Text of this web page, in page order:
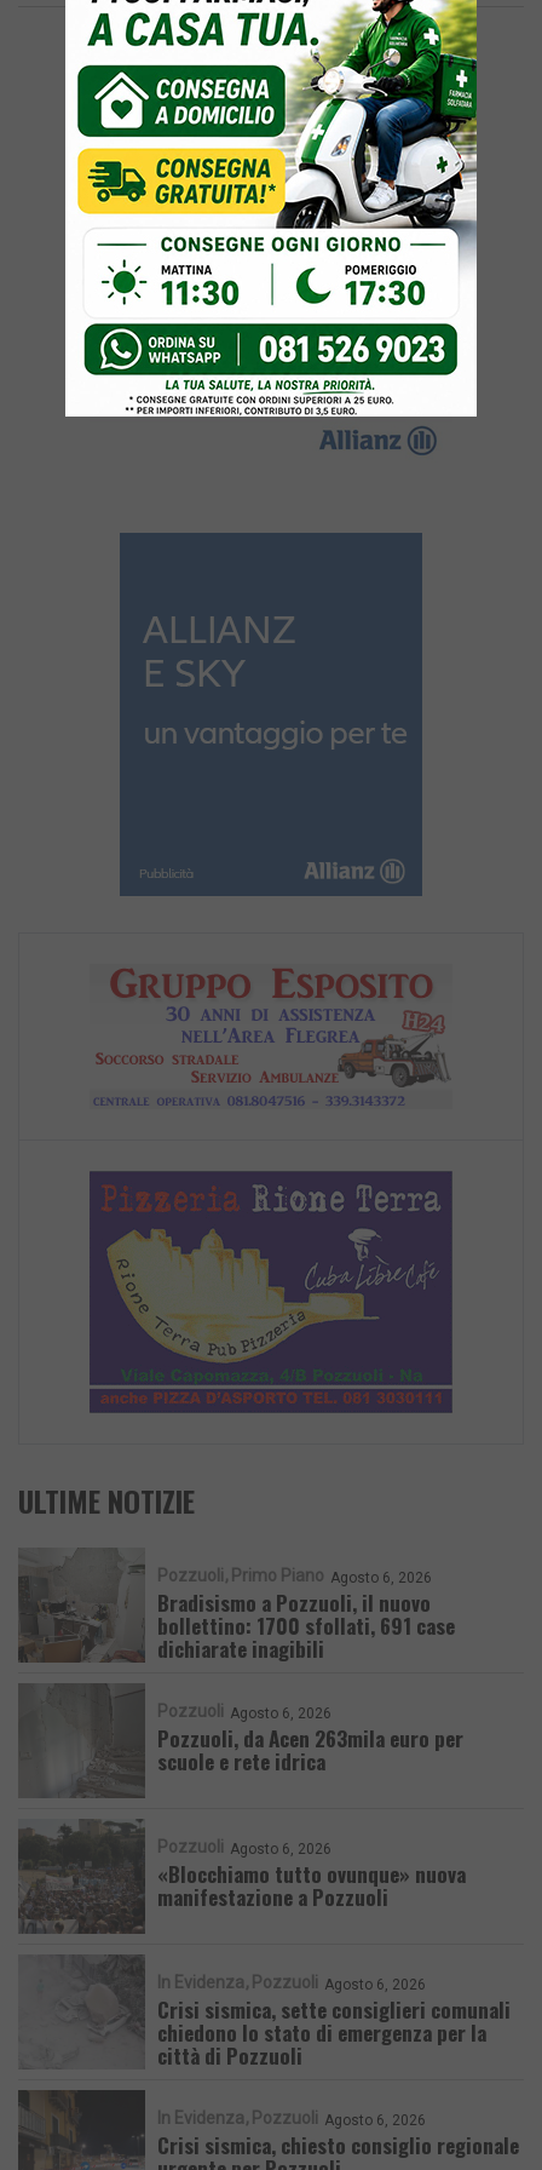
ULTIME NOTIZIE
Pozzuoli Primo Piano Agosto 6, 2026
Bradisismo a Pozzuoli, il nuovo
bollettino: 1700 sfollati, 691 case
dichiarate inagibili
Pozzuoli Agosto 6, 2026
Pozzuoli, da Acen 263mila euro per
scuole e rete idrica
Pozzuoli Agosto 6, 2026
«Blocchiamo tutto ovunque» nuova
manifestazione a Pozzuoli
In Evidenza Pozzuoli Agosto 6, 2026
Crisi sismica, sette consiglieri comunali
chiedono lo stato di emergenza per la
città di Pozzuoli
In Evidenza Pozzuoli Agosto 6, 2026
Crisi sismica, chiesto consiglio regionale